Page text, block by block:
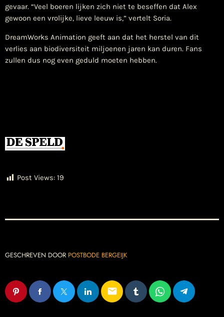
gevaar. “Veel boeren lijken zich niet te beseffen dat Alex
gewoon een vrolijke, lieve leeuw is,” vertelt Soria.
DreamWorks Animation geeft aan dat het herstel van dit
verlies aan biodiversiteit miljoenen jaren kan duren. Fans
zullen dus nog even geduld moeten hebben.
Post Views: 19
GESCHREVEN DOOR POSTBODE BERGEIJK
email